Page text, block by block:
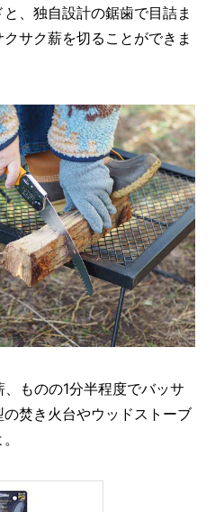
、独自設計の鋸歯で目詰ま
サク薪を切ることができま
ものの1分半程度でバッサ
焚き火台やウッドストーブ